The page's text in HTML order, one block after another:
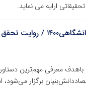
ارایه می نماید.
رونمایی از پوستر نمایشگاه توانمندی‌ها
نمایشگاه توانمندی‌ها و دستاوردهای جهاددانشگاهی ۱۴۰۰ که